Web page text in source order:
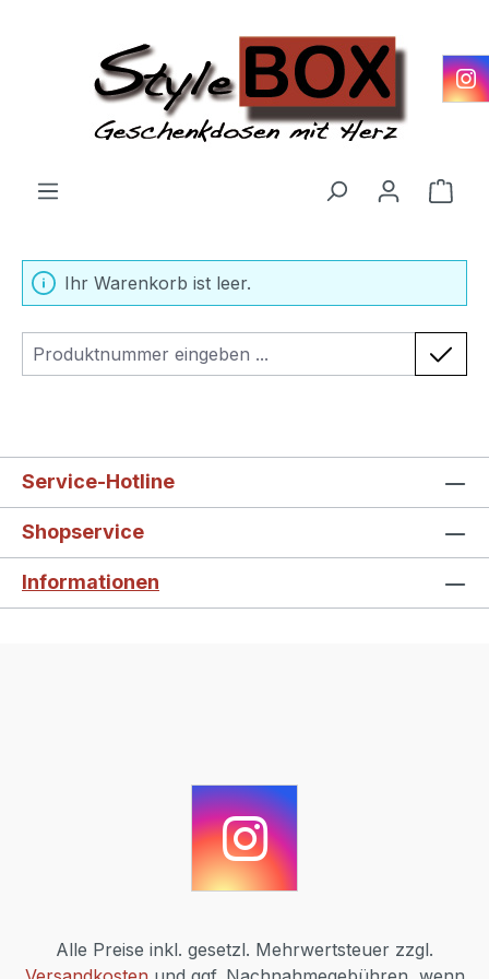
Ihr Warenkorb ist leer.
Produktnummer
Service-Hotline
Shopservice
Informationen
Alle Preise inkl. gesetzl. Mehrwertsteuer zzgl.